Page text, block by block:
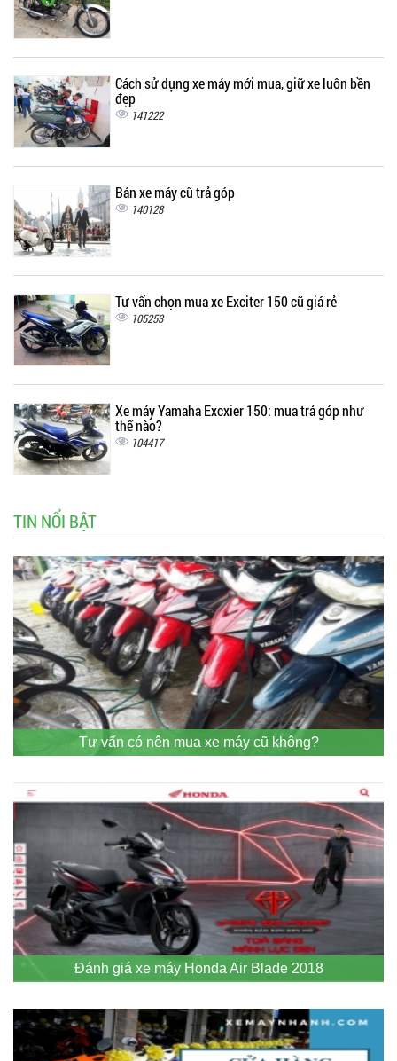
Cách sử dụng xe máy mới mua, giữ xe luôn bền
đẹp
141222
Bán xe máy cũ trả góp
140128
Tư vấn chọn mua xe Exciter 150 cũ giá rẻ
105253
Xe máy Yamaha Excxier 150: mua trả góp như
thế nào?
104417
TIN NỔI BẬT
Tư vấn có nên mua xe máy cũ không?
Đánh giá xe máy Honda Air Blade 2018